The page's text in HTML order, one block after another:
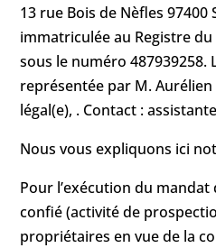
13 rue Bois de Nèfles 97400
immatriculée au Registre
sous le numéro 487939258.
représentée par M. Aurélien
légal(e), . Contact :
Nous vous expliquons ici
Pour l’exécution du
confié (activité de
propriétaires en vue de la